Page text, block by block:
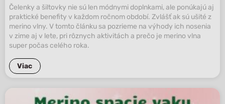
Čelenky a šiltovky nie sú len módnymi doplnkami, ale ponúkajú aj
praktické benefity v každom ročnom období. Zvlášť ak sú ušité z
merino vlny. V tomto článku sa pozrieme na výhody ich nosenia
v zime aj v lete, pri rôznych aktivitách a prečo je merino vlna
super počas celého roka.
Viac